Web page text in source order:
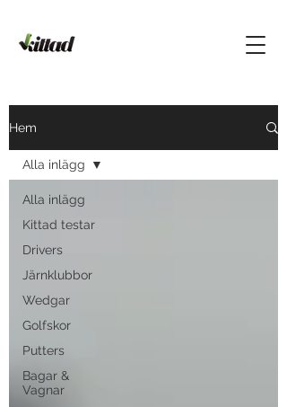
Hem
Alla inlägg
Kittad testar
Drivers
Järnklubbor
Wedgar
Golfskor
Putters
Bagar &
Vagnar
Alla inlägg